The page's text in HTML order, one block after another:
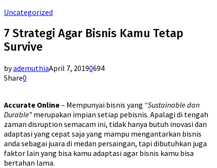
Uncategorized
7 Strategi Agar Bisnis Kamu Tetap
Survive
byademuthiaApril 7, 20190694
Share0
Accurate Online– Mempunyai bisnis yang “Sustainable dan
Durable” merupakan impian setiap pebisnis. Apalagi di tengah
zaman disruption semacam ini, tidak hanya butuh inovasi dan
adaptasi yang cepat saja yang mampu mengantarkan bisnis
anda sebagai juara di medan persaingan, tapi dibutuhkan juga
faktor lain yang bisa kamu adaptasi agar bisnis kamu bisa
bertahan lama.